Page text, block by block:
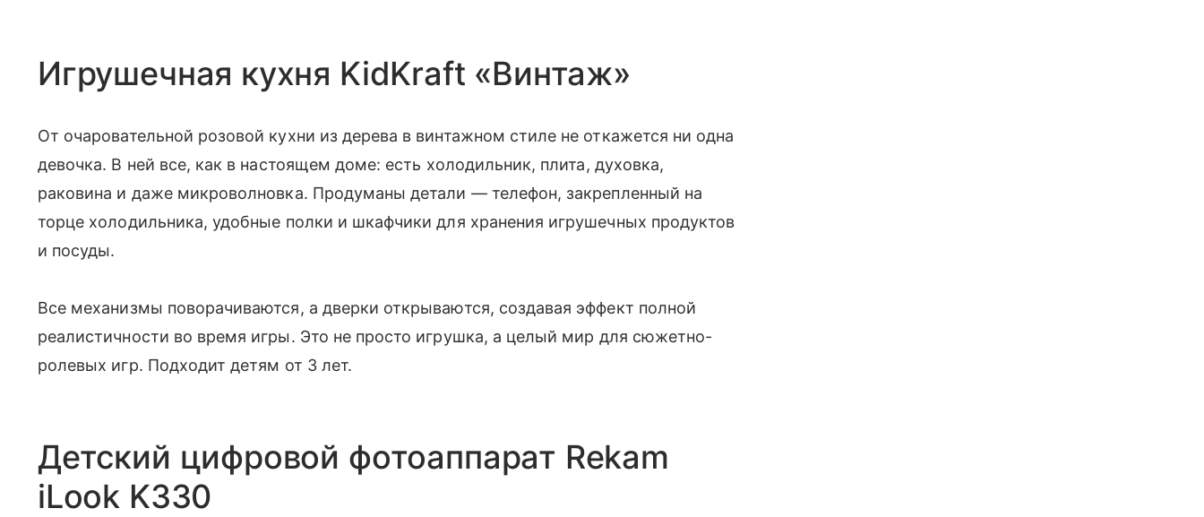
Игрушечная кухня KidKraft «Винтаж»
От очаровательной розовой кухни из дерева в винтажном стиле не откажется ни одна
девочка. В ней все, как в настоящем доме: есть холодильник, плита, духовка,
раковина и даже микроволновка. Продуманы детали — телефон, закрепленный на
торце холодильника, удобные полки и шкафчики для хранения игрушечных продуктов
и посуды.
Все механизмы поворачиваются, а дверки открываются, создавая эффект полной
реалистичности во время игры. Это не просто игрушка, а целый мир для сюжетно-
ролевых игр. Подходит детям от 3 лет.
Детский цифровой фотоаппарат Rekam
iLook K330